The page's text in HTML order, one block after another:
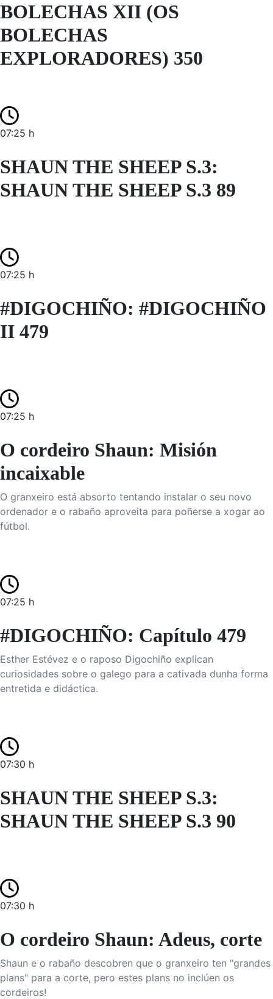
BOLECHAS XII (OS
BOLECHAS
EXPLORADORES) 350
07:25 h
SHAUN THE SHEEP S.3:
SHAUN THE SHEEP S.3 89
07:25 h
#DIGOCHIÑO: #DIGOCHIÑO
II 479
07:25 h
O cordeiro Shaun: Misión
incaixable
O granxeiro está absorto tentando instalar o seu novo
ordenador e o rabaño aproveita para poñerse a xogar ao
fútbol.
07:25 h
#DIGOCHIÑO: Capítulo 479
Esther Estévez e o raposo Digochiño explican
curiosidades sobre o galego para a cativada dunha forma
entretida e didáctica.
07:30 h
SHAUN THE SHEEP S.3:
SHAUN THE SHEEP S.3 90
07:30 h
O cordeiro Shaun: Adeus, corte
Shaun e o rabaño descobren que o granxeiro ten "grandes
plans" para a corte, pero estes plans no inclúen os
cordeiros!